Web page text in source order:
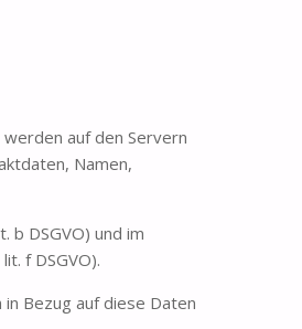
auf den Servern
Namen,
DSGVO) und im
f DSGVO).
Bezug auf diese Daten